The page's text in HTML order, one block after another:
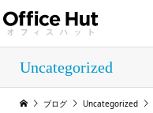
Uncategorized
ブログ Uncategorized